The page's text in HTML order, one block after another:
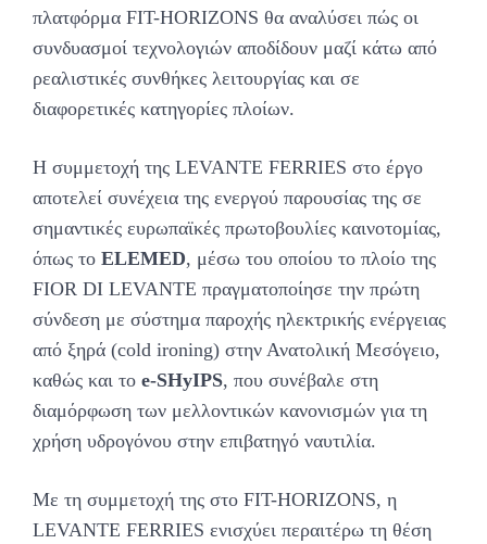
πλατφόρμα FIT-HORIZONS θα αναλύσει πώς οι
συνδυασμοί τεχνολογιών αποδίδουν μαζί κάτω από
ρεαλιστικές συνθήκες λειτουργίας και σε
διαφορετικές κατηγορίες πλοίων.
Η συμμετοχή της LEVANTE FERRIES στο έργο
αποτελεί συνέχεια της ενεργού παρουσίας της σε
σημαντικές ευρωπαϊκές πρωτοβουλίες καινοτομίας,
όπως το ELEMED, μέσω του οποίου το πλοίο της
FIOR DI LEVANTE πραγματοποίησε την πρώτη
σύνδεση με σύστημα παροχής ηλεκτρικής ενέργειας
από ξηρά (cold ironing) στην Ανατολική Μεσόγειο,
καθώς και το e-SHyIPS, που συνέβαλε στη
διαμόρφωση των μελλοντικών κανονισμών για τη
χρήση υδρογόνου στην επιβατηγό ναυτιλία.
Με τη συμμετοχή της στο FIT-HORIZONS, η
LEVANTE FERRIES ενισχύει περαιτέρω τη θέση